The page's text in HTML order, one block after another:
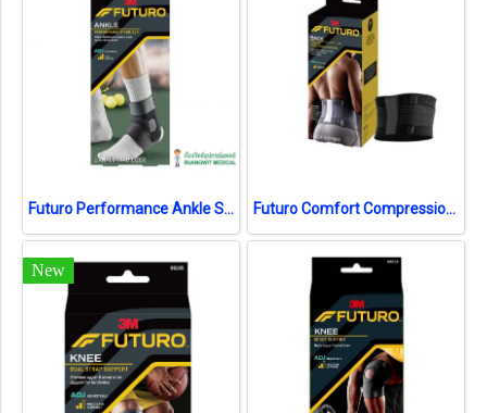
Futuro Performance Ankle Stabilizer มีแกน (46645) Futuro Comfort Compression Back Support ฟูทูโร อุปกรณ์พยุงหลัง รุ่นปรับกระชับได้ (46819)
New